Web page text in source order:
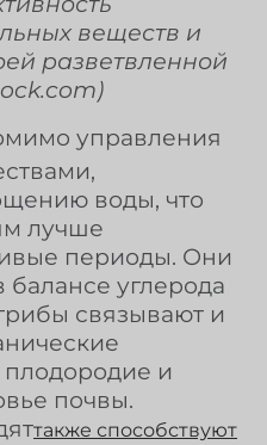
веществ и
разветвленной
управления
воды, что
лучше
периоды. Они
балансе углерода
связывают и
и
почвы.
также способствуют